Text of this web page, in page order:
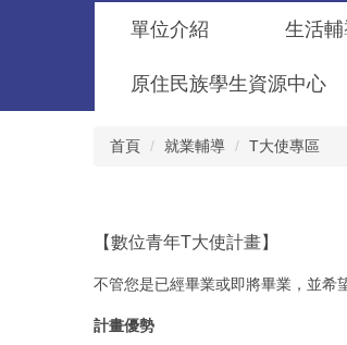
單位介紹 生活輔
原住民族學生資源中心
首頁 就業輔導 T大使專區
【數位青年T大使計畫】
不管您是已經畢業或即將畢業，並希
計畫優勢